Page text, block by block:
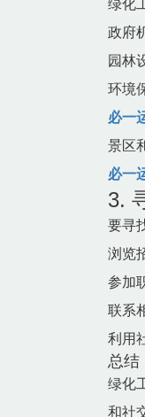
绿化
政府
园林
环境
必一
景区
必一
3.
要寻
浏览
参加
联系
利用
总结
绿化
和社